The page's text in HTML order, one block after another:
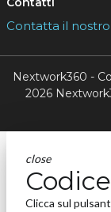
Contatta il
Nextwork360 -
2026
close
Clicca sul